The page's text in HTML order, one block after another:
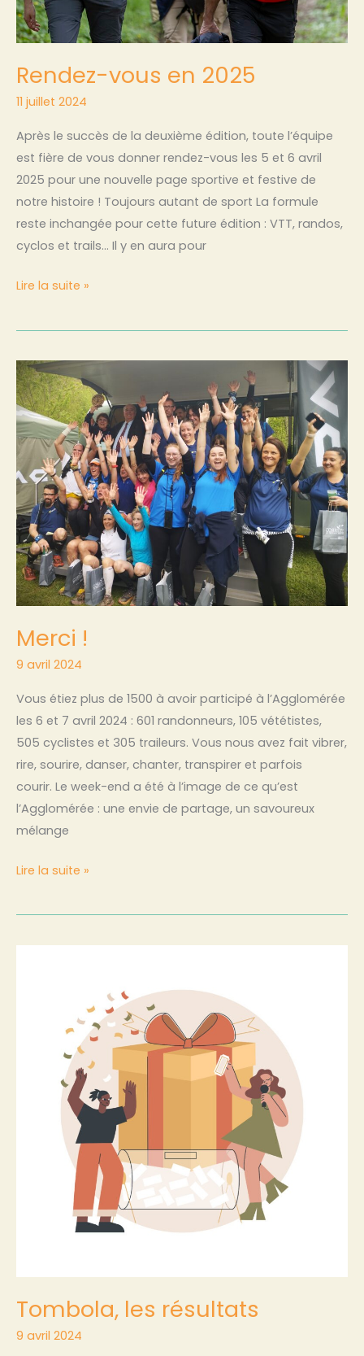
Rendez-vous en 2025
11 juillet 2024
Après le succès de la deuxième édition, toute l’équipe
est fière de vous donner rendez-vous les 5 et 6 avril
2025 pour une nouvelle page sportive et festive de
notre histoire ! Toujours autant de sport La formule
reste inchangée pour cette future édition : VTT, randos,
cyclos et trails… Il y en aura pour
Lire la suite »
Merci !
9 avril 2024
Vous étiez plus de 1500 à avoir participé à l’Agglomérée
les 6 et 7 avril 2024 : 601 randonneurs, 105 vététistes,
505 cyclistes et 305 traileurs. Vous nous avez fait vibrer,
rire, sourire, danser, chanter, transpirer et parfois
courir. Le week-end a été à l’image de ce qu’est
l’Agglomérée : une envie de partage, un savoureux
mélange
Merci
!
Lire la suite »
Tombola, les résultats
9 avril 2024